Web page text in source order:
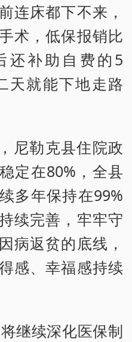
连床都下不来，
术，低保报销比
还补助自费的5
天就能下地走路
尼勒克县住院政
定在80%，全县
多年保持在99%
续完善，牢牢守
病返贫的底线，
感、幸福感持续
继续深化医保制